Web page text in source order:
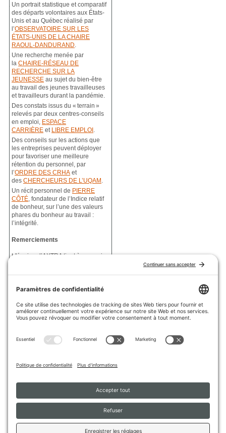
Un portrait statistique et comparatif
des départs volontaires aux États-
Unis et au Québec réalisé par
l’OBSERVATOIRE SUR LES
ÉTATS-UNIS DE LA CHAIRE
RAOUL-DANDURAND
Une recherche menée par
laCHAIRE-RÉSEAU DE
RECHERCHE SUR LA
JEUNESSE au sujet du bien-être
au travail des jeunes travailleuses
et travailleurs durant la pandémie.
Des constats issus du « terrain »
relevés par deux centres-conseils
en emploi, ESPACE
CARRIÈRE et LIBRE EMPLOI .
Des conseils sur les actions que
les entreprises peuvent déployer
pour favoriser une meilleure
rétention du personnel, par
l’ORDRE DES CRHA et
desCHERCHEURS DE L’UQAM .
Un récit personnel de PIERRE
CÔTÉ, fondateur de l’Indice relatif
de bonheur, sur l’une des valeurs
phares du bonheur au travail :
l’intégrité.
Remerciements
L’équipe d’AXTRA tient à remercier
partager le magazine autour de
l’approfondissement des
connaissances sur le marché du
travail d’aujourd’hui et de demain.
CONSULTER TOUS LES
Collaborer au magazine
commentaires ou souhaitez
rédigeant un article,
DESROCHERS, chargée de projet
en recherche et analyse.